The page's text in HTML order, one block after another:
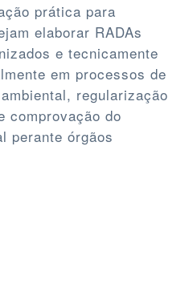
prática para
elaborar RADAs
e tecnicamente
em processos de
regularização
comprovação do
perante órgãos